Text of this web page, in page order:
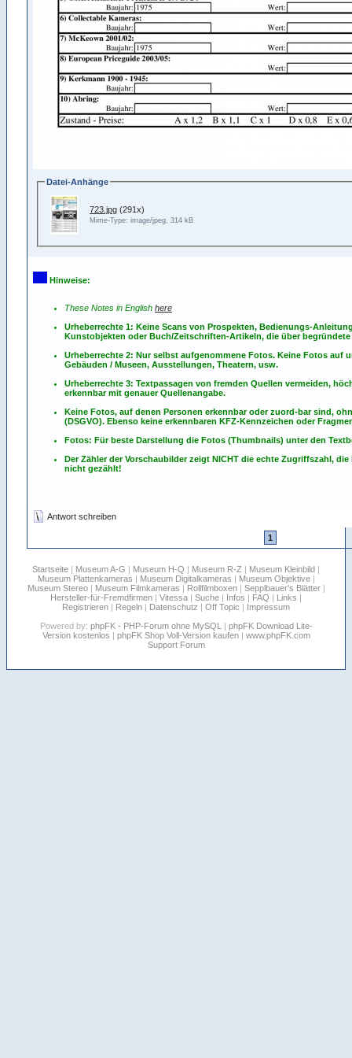
Datei-Anhänge
723.jpg (291x)
Mime-Type: image/jpeg, 314 kB
Hinweise:
These Notes in English here
Urheberrechte 1: Keine Scans von Prospekten, Bedienungs-
Kunstobjekten oder Buch/Zeitschriften-Artikeln, die über
Urheberrechte 2: Nur selbst aufgenommene Fotos. Keine Fotos auf
Gebäuden / Museen, Ausstellungen, Theatern, usw.
Urheberrechte 3: Textpassagen von fremden Quellen vermeiden,
erkennbar mit genauer Quellenangabe.
Keine Fotos, auf denen Personen erkennbar oder zuord-bar sind,
(DSGVO). Ebenso keine erkennbaren KFZ-Kennzeichen oder
Fotos: Für beste Darstellung die Fotos (Thumbnails) unter den
Der Zähler der Vorschaubilder zeigt NICHT die echte Zugriffszahl,
nicht gezählt!
Antwort schreiben
1
Startseite | Museum A-G | Museum H-Q | Museum R-Z | Museum Kleinbild |
Museum Plattenkameras | Museum Digitalkameras | Museum Objektive|
Museum Stereo| Museum Filmkameras | Rollfilmboxen| Sepplbauer's Blätter|
Hersteller-für-Fremdfirmen | Vitessa | Suche | Infos | FAQ | Links |
Registrieren | Regeln | Datenschutz | Off Topic | Impressum
Powered by: phpFK - PHP-Forum ohne MySQL | phpFK Download Lite-
Version kostenlos | phpFK Shop Voll-Version kaufen| www.phpFK.com
Support Forum